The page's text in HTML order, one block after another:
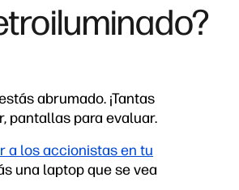
abrumado. ¡Tantas
pantallas para evaluar.
a los accionistas en tu
una laptop que se vea